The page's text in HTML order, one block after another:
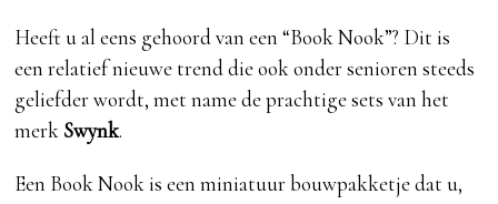
Heeft u al eens gehoord van een “Book Nook”? Dit is
een relatief nieuwe trend die ook onder senioren steeds
geliefder wordt, met name de prachtige sets van het
merk Swynk.
Een Book Nook is een miniatuur bouwpakketje dat u,